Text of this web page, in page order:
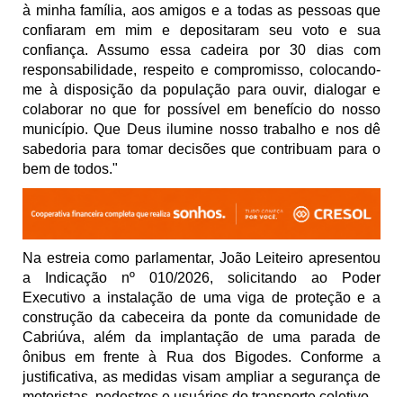
à minha família, aos amigos e a todas as pessoas que
confiaram em mim e depositaram seu voto e sua
confiança. Assumo essa cadeira por 30 dias com
responsabilidade, respeito e compromisso, colocando-
me à disposição da população para ouvir, dialogar e
colaborar no que for possível em benefício do nosso
município. Que Deus ilumine nosso trabalho e nos dê
sabedoria para tomar decisões que contribuam para o
bem de todos."
Na estreia como parlamentar, João Leiteiro apresentou
a Indicação nº 010/2026, solicitando ao Poder
Executivo a instalação de uma viga de proteção e a
construção da cabeceira da ponte da comunidade de
Cabriúva, além da implantação de uma parada de
ônibus em frente à Rua dos Bigodes. Conforme a
justificativa, as medidas visam ampliar a segurança de